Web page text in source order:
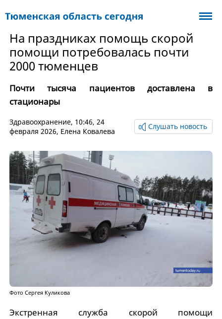
На праздниках помощь скорой
помощи потребовалась почти
2000 тюменцев
Почти тысяча пациентов доставлена в
стационары
Здравоохранение, 10:46, 24
февраля 2026, Елена Ковалева
Слушать новость
Фото Сергея Куликова
Экстренная служба скорой помощи